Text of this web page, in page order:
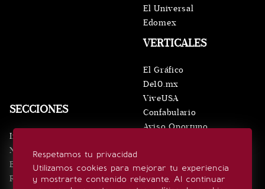
Respetamos tu privacidad
Utilizamos cookies para mejorar tu experiencia
y mostrarte contenido relevante. Al continuar
SECCIONES
Inicio
Noticias
Eventos
Realeza
VERTICALES
El Gráfico
De10.mx
ViveUSA
Confabulario
Aviso Oportuno
El Universal
Edomex